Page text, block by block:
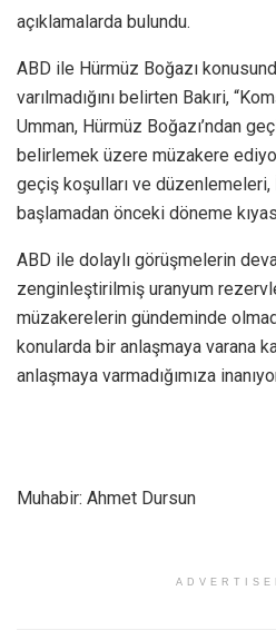
açıklamalarda bulundu.
ABD ile Hürmüz Boğazı
varılmadığını belirten Bakıri,
Umman, Hürmüz Boğazı’ndan
belirlemek üzere müzakere
geçiş koşulları ve düzenlemeleri,
başlamadan önceki döneme
ABD ile dolaylı görüşmelerin
zenginleştirilmiş uranyum
müzakerelerin gündeminde
konularda bir anlaşmaya varana
anlaşmaya varmadığımıza
Muhabir: Ahmet Dursun